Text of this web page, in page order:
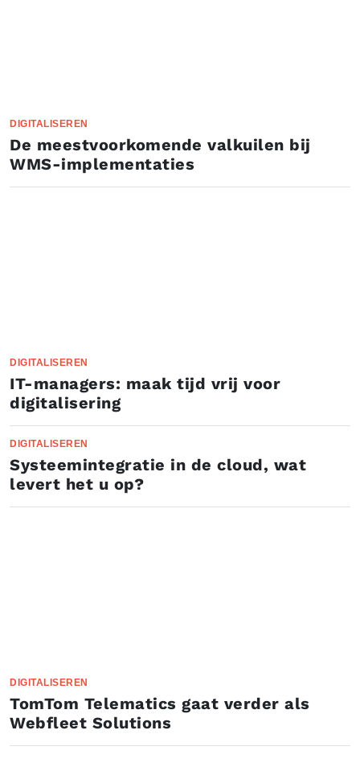
DIGITALISEREN
De meestvoorkomende valkuilen bij
WMS-implementaties
DIGITALISEREN
IT-managers: maak tijd vrij voor
digitalisering
DIGITALISEREN
Systeemintegratie in de cloud, wat
levert het u op?
DIGITALISEREN
TomTom Telematics gaat verder als
Webfleet Solutions